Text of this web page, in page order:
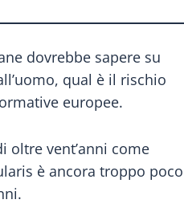
dovrebbe sapere su
qual è il rischio
europee.
oltre vent’anni come
è ancora troppo poco